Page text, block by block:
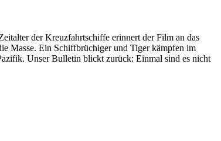
der Kreuzfahrtschiffe erinnert der Film an das
Masse. Ein Schiffbrüchiger und Tiger kämpfen im
Unser Bulletin blickt zurück: Einmal sind es nicht